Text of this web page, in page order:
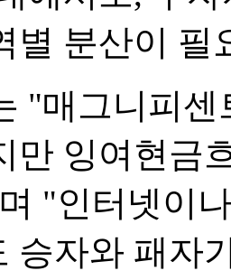
별 분산이 필
"매그니피
만 잉여현금
"인터넷이
승자와 패자